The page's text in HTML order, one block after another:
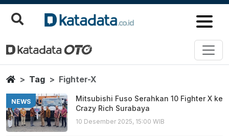
Fighter X
Berita Terbaru
HomeTag Fighter-X
NEWS
Mitsubishi Fuso Serahkan 10 Fighter X ke
Crazy Rich Surabaya
10 Desember 2025, 15:00 WIB